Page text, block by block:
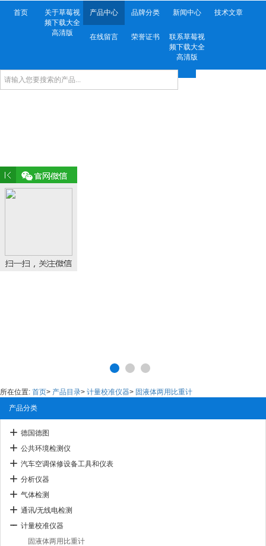
首页
关于草莓视
频下载大全
高清版
产品中心 品牌分类 新闻中心 技术文章
在线留言 荣誉证书
联系草莓视
频下载大全
高清版
所在位置: 首页> 产品目录> 计量校准仪器> 固液体两用比重计
产品分类
德国德图
公共环境检测仪
汽车空调保修设备工具和仪表
分析仪器
气体检测
通讯/无线电检测
计量校准仪器
固液体两用比重计